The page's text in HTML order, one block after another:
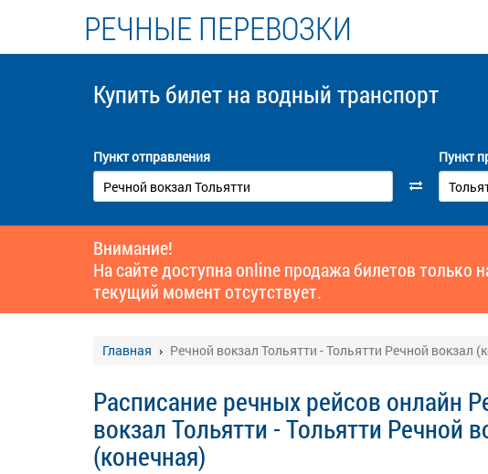
РЕЧНЫЕ ПЕРЕВОЗКИ
Купить билет на водный транспорт
Пункт отправления Пункт
Внимание!
На сайте доступна online продажа билетов только
текущий момент отсутствует.
Главная Речной вокзал Тольятти - Тольятти Речной вокзал
Расписание речных рейсов онлайн
вокзал Тольятти - Тольятти Речной
(конечная)